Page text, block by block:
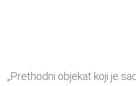
„Prethodni objekat koji je